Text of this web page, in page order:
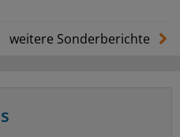
weitere Sonderberichte